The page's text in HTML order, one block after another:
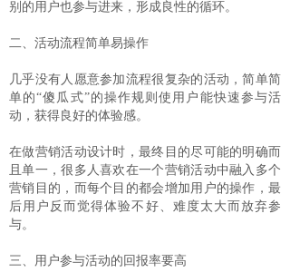
别的用户也参与进来，形成良性的循环。
二、活动流程简单易操作
几乎没有人愿意参加流程很复杂的活动，简单简
单的“傻瓜式”的操作规则使用户能快速参与活
动，获得良好的体验感。
在做营销活动设计时，最终目的尽可能的明确而
且单一，很多人喜欢在一个营销活动中融入多个
营销目的，而每个目的都会增加用户的操作，最
后用户反而觉得体验不好、难度太大而放弃参
与。
三、用户参与活动的回报率要高